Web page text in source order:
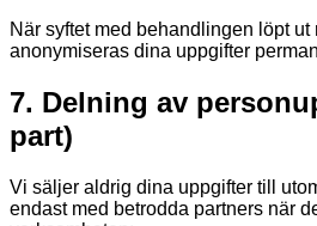
När syftet med behandlingen löpt ut
anonymiseras dina uppgifter
7. Delning av
part)
Vi säljer aldrig dina uppgifter till
endast med betrodda partners när